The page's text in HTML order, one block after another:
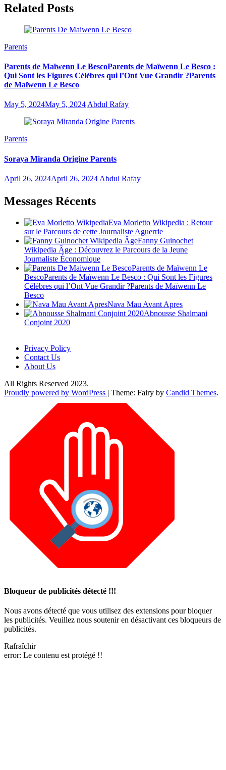
Related Posts
Parents
Parents de Maïwenn Le BescoParents de Maïwenn Le Besco :
Qui Sont les Figures Célèbres qui l’Ont Vue Grandir ?Parents
de Maïwenn Le Besco
May 5, 2024May 5, 2024Abdul Rafay
Parents
Soraya Miranda Origine Parents
April 26, 2024April 26, 2024 Abdul Rafay
Messages Récents
Eva Morletto Wikipedia : Retour
sur le Parcours de cette Journaliste Aguerrie
Fanny Guinochet
Wikipedia Âge : Découvrez le Parcours de la Jeune
Journaliste Économique
Parents de Maïwenn Le
BescoParents de Maïwenn Le Besco : Qui Sont les Figures
Célèbres qui l’Ont Vue Grandir ?Parents de Maïwenn Le
Besco
Nava Mau Avant Apres
Abnousse Shalmani
Conjoint 2020
Privacy Policy
Contact Us
About Us
All Rights Reserved 2023.
Proudly powered by WordPress | Theme: Fairy by Candid Themes.
Bloqueur de publicités détecté !!!
Nous avons détecté que vous utilisez des extensions pour bloquer
les publicités. Veuillez nous soutenir en désactivant ces bloqueurs de
publicités.
Rafraîchir
error: Le contenu est protégé !!